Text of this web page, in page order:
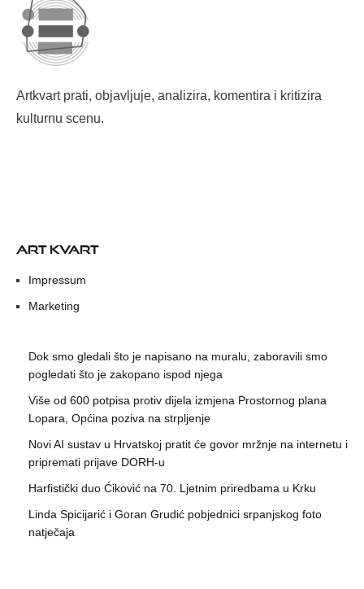
Artkvart prati, objavljuje, analizira, komentira i kritizira
kulturnu scenu.
ART KVART
Impressum
Marketing
Dok smo gledali što je napisano na muralu, zaboravili smo
pogledati što je zakopano ispod njega
Više od 600 potpisa protiv dijela izmjena Prostornog plana
Lopara, Općina poziva na strpljenje
Novi AI sustav u Hrvatskoj pratit će govor mržnje na internetu i
pripremati prijave DORH-u
Harfistički duo Ćiković na 70. Ljetnim priredbama u Krku
Linda Spicijarić i Goran Grudić pobjednici srpanjskog foto
natječaja